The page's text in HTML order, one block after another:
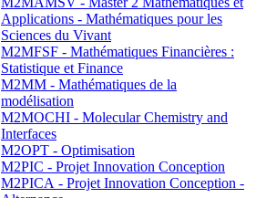
Applications - Mathématiques pour les
Sciences du Vivant
M2MFSF - Mathématiques Financières :
Statistique et Finance
M2MM - Mathématiques de la
modélisation
M2MOCHI - Molecular Chemistry and
Interfaces
M2OPT - Optimisation
M2PIC - Projet Innovation Conception
M2PICA - Projet Innovation Conception -